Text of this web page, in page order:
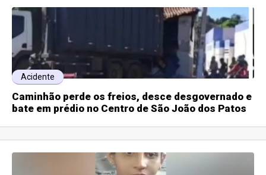
Acidente
Caminhão perde os freios, desce desgovernado e
bate em prédio no Centro de São João dos Patos